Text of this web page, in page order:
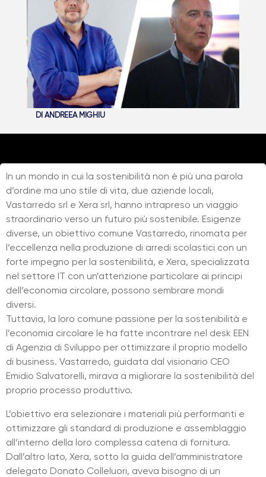
DI ANDREEA MIGHIU
In un mondo in cui la sostenibilità non è più una parola
d’ordine ma uno stile di vita, due aziende locali,
Vastarredo srl e Xera srl, hanno intrapreso un viaggio
straordinario verso un futuro più sostenibile. Esigenze
diverse, un obiettivo comune Vastarredo, rinomata per
l’eccellenza nella produzione di arredi scolastici con un
forte impegno per la sostenibilità, e Xera, specializzata
nel settore IT con un’attenzione particolare ai principi
dell’economia circolare, possono sembrare mondi
diversi.
Tuttavia, la loro comune passione per la sostenibilità e
l’economia circolare le ha fatte incontrare nel desk EEN
di Agenzia di Sviluppo per ottimizzare il proprio modello
di business. Vastarredo, guidata dal visionario CEO
Emidio Salvatorelli, mirava a migliorare la sostenibilità del
proprio processo produttivo.
L’obiettivo era selezionare i materiali più performanti e
ottimizzare gli standard di produzione e assemblaggio
all’interno della loro complessa catena di fornitura.
Dall’altro lato, Xera, sotto la guida dell’amministratore
delegato Donato Colleluori, aveva bisogno di un